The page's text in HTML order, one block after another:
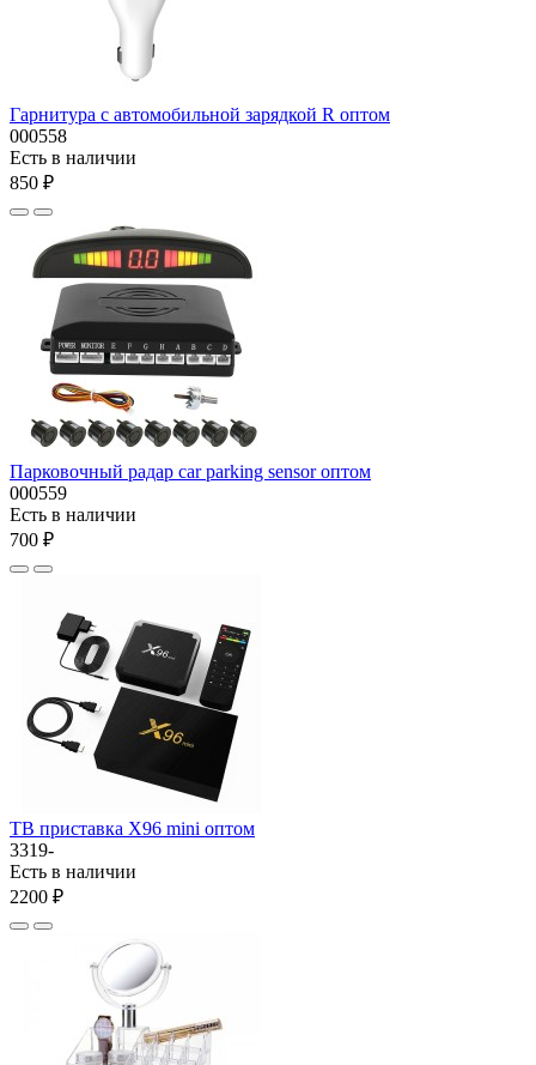
Гарнитура с автомобильной зарядкой R оптом
000558
Есть в наличии
850 ₽
Парковочный радар car parking sensor оптом
000559
Есть в наличии
700 ₽
ТВ приставка Х96 mini оптом
3319-
Есть в наличии
2200 ₽